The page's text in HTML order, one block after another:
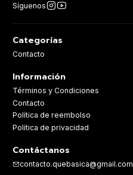
Síguenos
Categorías
Contacto
Información
Términos y Condiciones
Contacto
Política de reembolso
Política de privacidad
Contáctanos
contacto.quebasica@gmail.com